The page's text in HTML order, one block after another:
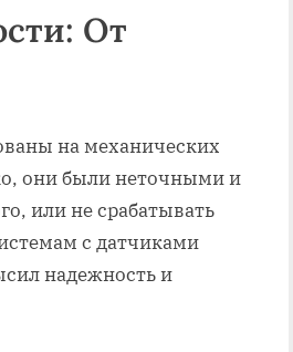
От
на механических
они были неточными и
или не срабатывать
с датчиками
надежность и